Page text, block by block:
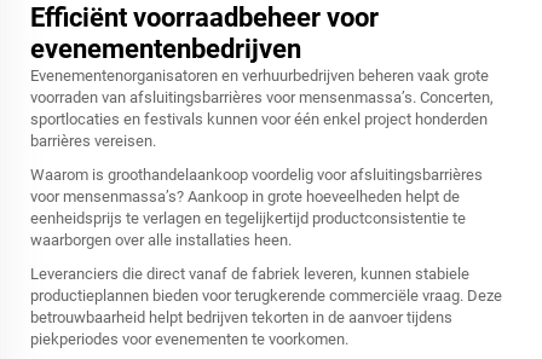
Efficiënt voorraadbeheer voor
evenementenbedrijven
Evenementenorganisatoren en verhuurbedrijven beheren vaak grote
voorraden van afsluitingsbarrières voor mensenmassa’s. Concerten,
sportlocaties en festivals kunnen voor één enkel project honderden
barrières vereisen.
Waarom is groothandelaankoop voordelig voor afsluitingsbarrières
voor mensenmassa’s? Aankoop in grote hoeveelheden helpt de
eenheidsprijs te verlagen en tegelijkertijd productconsistentie te
waarborgen over alle installaties heen.
Leveranciers die direct vanaf de fabriek leveren, kunnen stabiele
productieplannen bieden voor terugkerende commerciële vraag. Deze
betrouwbaarheid helpt bedrijven tekorten in de aanvoer tijdens
piekperiodes voor evenementen te voorkomen.